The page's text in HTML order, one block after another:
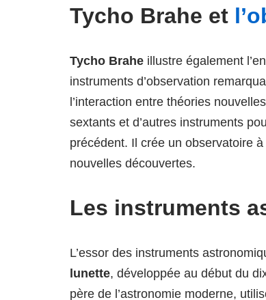
Tycho Brahe et
Tycho Brahe illustre également
instruments d’observation
l’interaction entre théories
sextants et d’autres instruments
précédent. Il crée un observatoire à
nouvelles découvertes.
Les instruments
L’essor des instruments
lunette, développée au début du
père de l’astronomie moderne,